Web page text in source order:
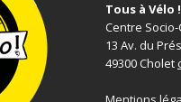
Tous à Vélo
Centre
13 Av. du
49300 Cholet